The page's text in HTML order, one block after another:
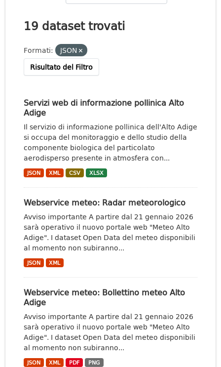
19 dataset trovati
Formati:
JSON
Risultato del Filtro
Servizi web di informazione pollinica Alto
Adige
Il servizio di informazione pollinica dell'Alto Adige
si occupa del monitoraggio e dello studio della
componente biologica del particolato
aerodisperso presente in atmosfera con...
JSON XML CSV XLSX
Webservice meteo: Radar meteorologico
Avviso importante A partire dal 21 gennaio 2026
sarà operativo il nuovo portale web "Meteo Alto
Adige". I dataset Open Data del meteo disponibili
al momento non subiranno...
JSON XML
Webservice meteo: Bollettino meteo Alto
Adige
Avviso importante A partire dal 21 gennaio 2026
sarà operativo il nuovo portale web "Meteo Alto
Adige". I dataset Open Data del meteo disponibili
al momento non subiranno...
JSON XML PDF PNG